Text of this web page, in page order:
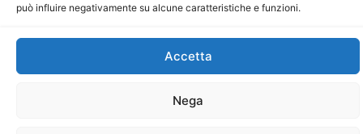
può influire negativamente su alcune caratteristiche e funzioni.
Accetta
Nega